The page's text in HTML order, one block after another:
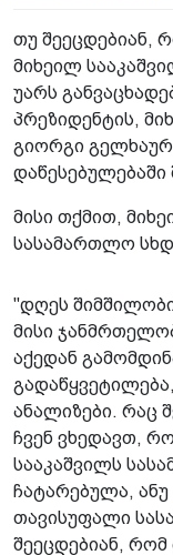
თუ შეეცდებიან,
მიხეილ
უარს
პრეზიდენტის,
გიორგი
დაწესებულებაში
მისი თქმით,
სასამართლო
"დღეს
მისი
აქედან
ანალიზები. რაც
ჩვენ ვხედავთ,
სააკაშვილს
ჩატარებულა,
თავისუფალი
შეეცდებიან,